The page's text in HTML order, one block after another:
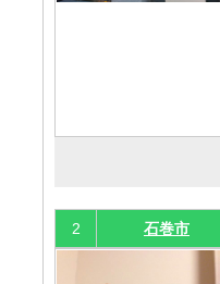
2 石巻市